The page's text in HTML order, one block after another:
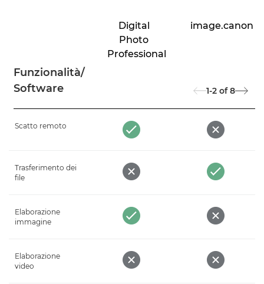
Funzionalità/
Software
Digital
Photo
Professional
image.canon
1-2 of 8
Scatto remoto
Trasferimento dei
file
Elaborazione
immagine
Elaborazione
video